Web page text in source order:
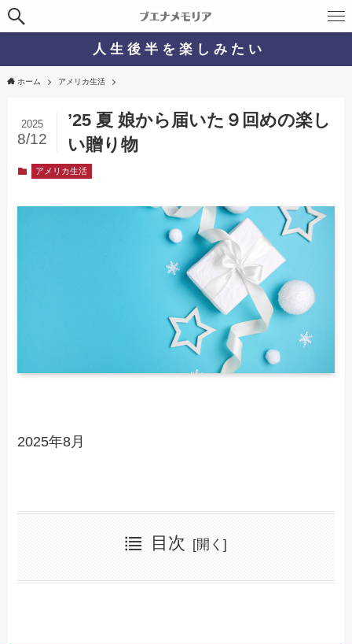
人 生 後 半 を 楽 し み た い
ホーム アメリカ生活
’25 夏 娘から届いた９回めの楽し
い贈り物
2025
8/12
アメリカ生活
2025年8月
目次